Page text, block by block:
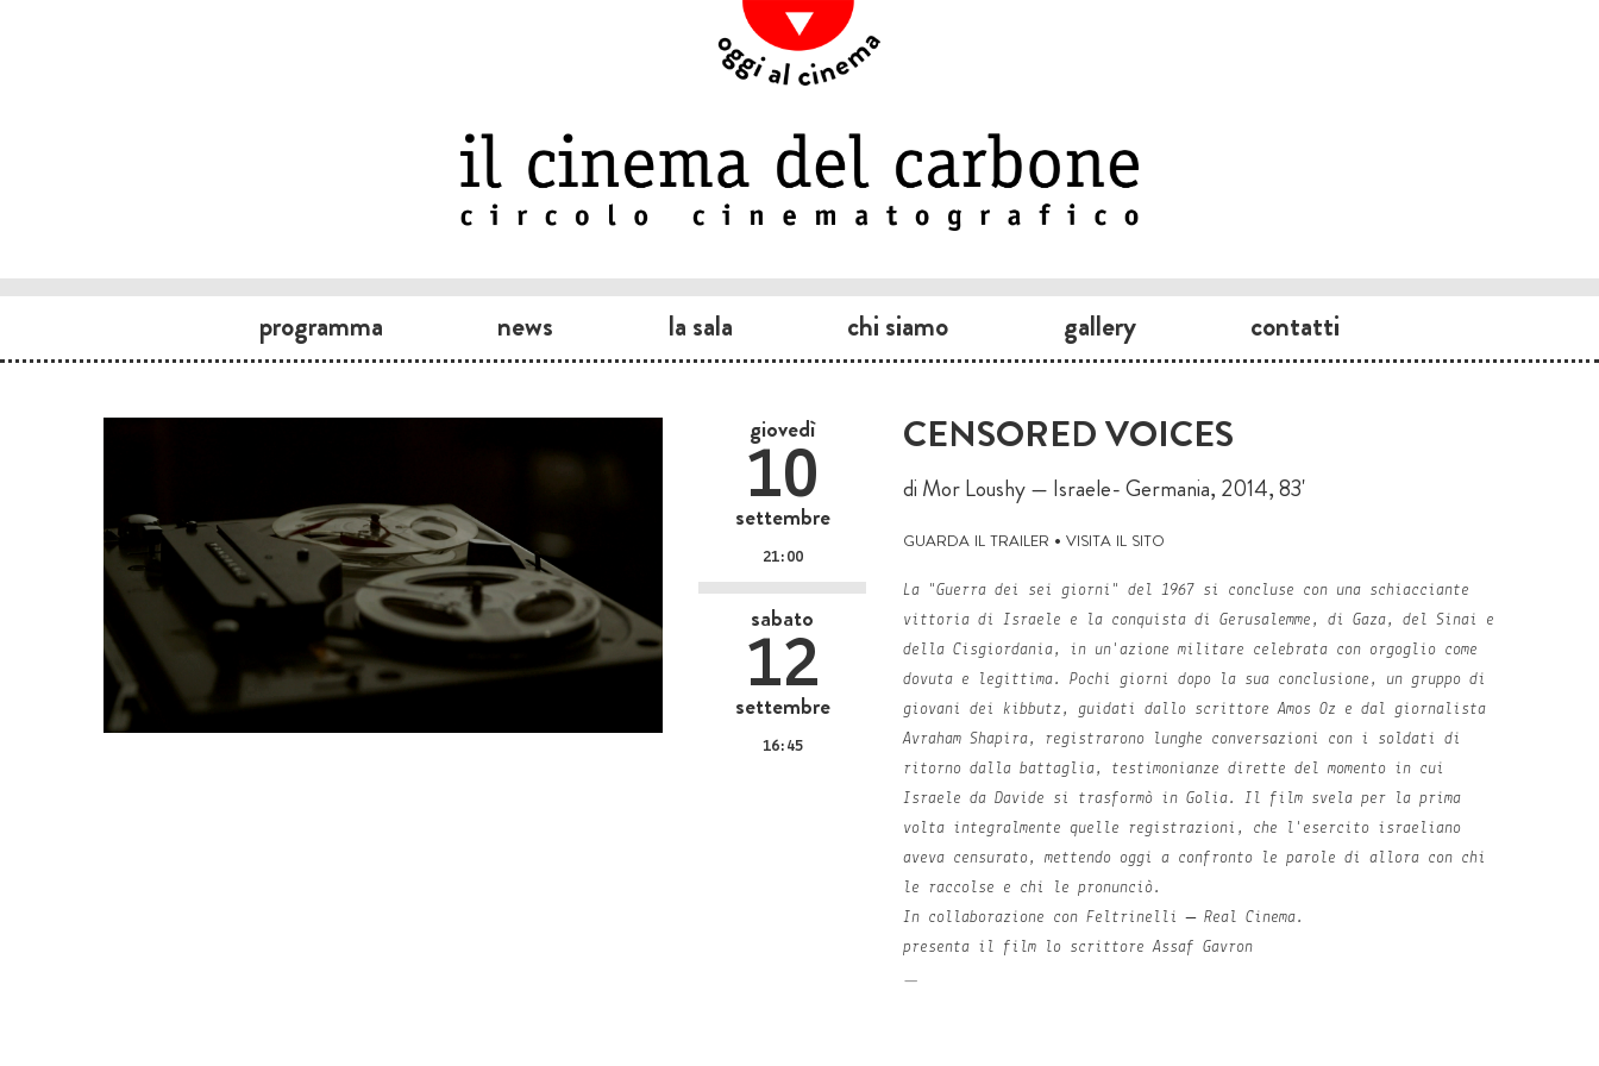
programma news la sala chi siamo gallery contatti
giovedì
10
settembre
21:00
sabato
12
settembre
16:45
CENSORED VOICES
di Mor Loushy — Israele- Germania, 2014, 83'
guarda il trailer •visita il sito
La "Guerra dei sei giorni" del 1967 si concluse con una schiacciante
vittoria di Israele e la conquista di Gerusalemme, di Gaza, del Sinai e
della Cisgiordania, in un'azione militare celebrata con orgoglio come
dovuta e legittima. Pochi giorni dopo la sua conclusione, un gruppo di
giovani dei kibbutz, guidati dallo scrittore Amos Oz e dal giornalista
Avraham Shapira, registrarono lunghe conversazioni con i soldati di
ritorno dalla battaglia, testimonianze dirette del momento in cui
Israele da Davide si trasformò in Golia. Il film svela per la prima
volta integralmente quelle registrazioni, che l'esercito israeliano
aveva censurato, mettendo oggi a confronto le parole di allora con chi
le raccolse e chi le pronunciò.
In collaborazione con Feltrinelli – Real Cinema.
presenta il film lo scrittoreAssaf Gavron